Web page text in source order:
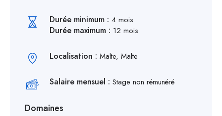
Durée minimum : 4 mois
Durée maximum : 12 mois
Localisation : Malte, Malte
Salaire mensuel : Stage non rémunéré
Domaines